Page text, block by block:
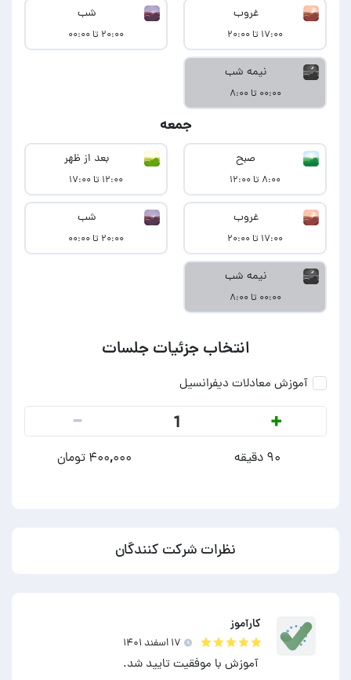
غروب
۱۷:۰۰ تا ۲۰:۰۰
شب
۲۰:۰۰ تا ۰۰:۰۰
نیمه شب
۰۰:۰۰ تا ۸:۰۰
جمعه
صبح
۸:۰۰ تا ۱۲:۰۰
بعد از ظهر
۱۲:۰۰ تا ۱۷:۰۰
غروب
۱۷:۰۰ تا ۲۰:۰۰
شب
۲۰:۰۰ تا ۰۰:۰۰
نیمه شب
۰۰:۰۰ تا ۸:۰۰
انتخاب جزئیات جلسات
آموزش معادلات دیفرانسیل
+
1
-
۹۰ دقیقه ۴۰۰,۰۰۰ تومان
نظرات شرکت کنندگان
کارآموز
۱۷ اسفند ۱۴۰۱
آموزش با موفقیت تایید شد.